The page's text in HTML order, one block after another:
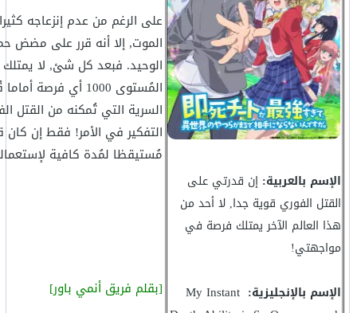
الإسم بالعربية: إن قدرتي على
القتل الفوري قوية جدا, لا أحد من
هذا العالم الآخر يمتلك فرصة في
مواجهتي!
الإسم بالإنجليزية: My Instant
على الرغم من عدم إنزعاجه
الموت, إلا أنه قرر على مضض
الوحيد. فبعد كل شئ, لا
المُستوى 1000 أي فرصة
السرية التي تُمكنه من القتل
التفكير في الأمر! فقط إن كان
مُستيقظا لمُدة كافية
[بقلم فريق أنمي باور]